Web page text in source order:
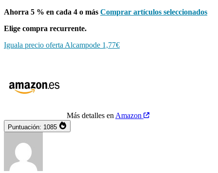
Ahorra 5 % en cada 4 o más Comprar artículos seleccionados
Elige compra recurrente.
Iguala precio oferta Alcampode 1,77€
Más detalles en Amazon
Puntuación: 1085